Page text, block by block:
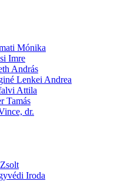
Mónika
Imre
András
Lenkei Andrea
Attila
Tamás
dr.
Iroda